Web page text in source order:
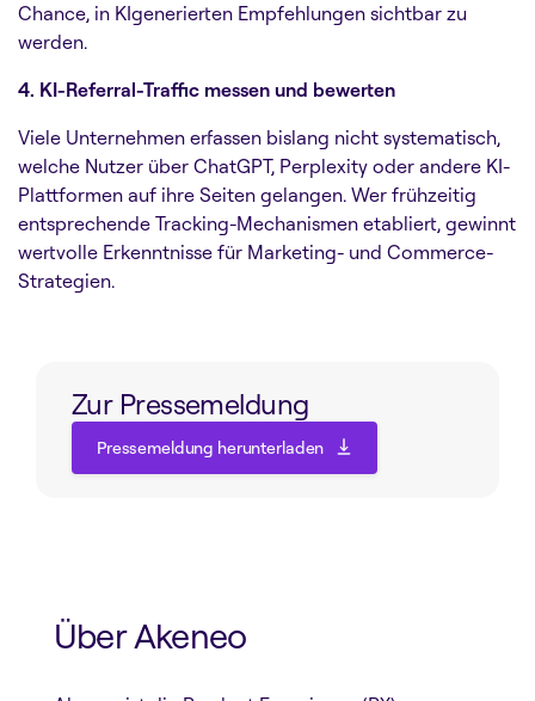
Chance, in KIgenerierten Empfehlungen sichtbar zu
werden.
4. KI-Referral-Traffic messen und bewerten
Viele Unternehmen erfassen bislang nicht systematisch,
welche Nutzer über ChatGPT, Perplexity oder andere KI-
Plattformen auf ihre Seiten gelangen. Wer frühzeitig
entsprechende Tracking-Mechanismen etabliert, gewinnt
wertvolle Erkenntnisse für Marketing- und Commerce-
Strategien.
Zur Pressemeldung
Pressemeldung herunterladen
Über Akeneo